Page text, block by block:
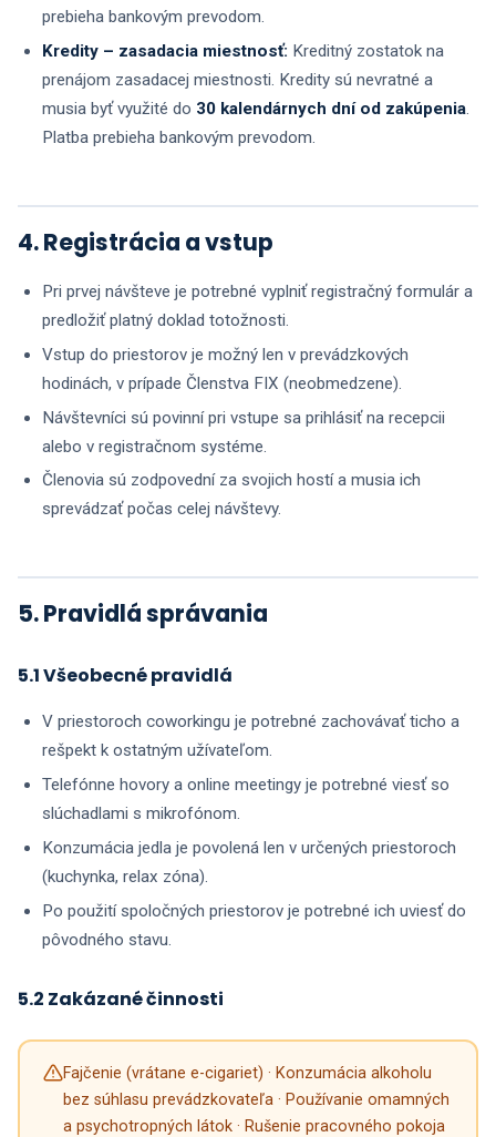
prebieha bankovým prevodom.
Kredity – zasadacia miestnosť: Kreditný zostatok na
prenájom zasadacej miestnosti. Kredity sú nevratné a
musia byť využité do 30 kalendárnych dní od zakúpenia.
Platba prebieha bankovým prevodom.
4. Registrácia a vstup
Pri prvej návšteve je potrebné vyplniť registračný formulár a
predložiť platný doklad totožnosti.
Vstup do priestorov je možný len v prevádzkových
hodinách, v prípade Členstva FIX (neobmedzene).
Návštevníci sú povinní pri vstupe sa prihlásiť na recepcii
alebo v registračnom systéme.
Členovia sú zodpovední za svojich hostí a musia ich
sprevádzať počas celej návštevy.
5. Pravidlá správania
5.1 Všeobecné pravidlá
V priestoroch coworkingu je potrebné zachovávať ticho a
rešpekt k ostatným užívateľom.
Telefónne hovory a online meetingy je potrebné viesť so
slúchadlami s mikrofónom.
Konzumácia jedla je povolená len v určených priestoroch
(kuchynka, relax zóna).
Po použití spoločných priestorov je potrebné ich uviesť do
pôvodného stavu.
5.2 Zakázané činnosti
Fajčenie (vrátane e-cigariet) · Konzumácia alkoholu
bez súhlasu prevádzkovateľa · Používanie omamných
a psychotropných látok · Rušenie pracovného pokoja